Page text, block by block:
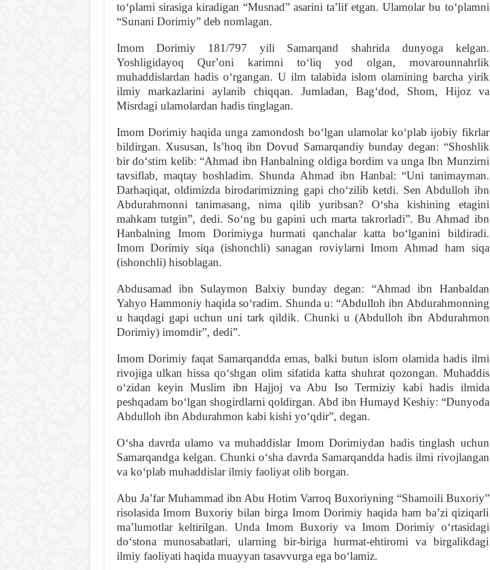
toʻplami sirasiga kiradigan “Musnad” asarini taʼlif etgan. Ulamolar bu toʻplamni
“Sunani Dorimiy” deb nomlagan.
Imom Dorimiy 181/797 yili Samarqand shahrida dunyoga kelgan.
Yoshligidayoq Qurʼoni karimni toʻliq yod olgan, movarounnahrlik
muhaddislardan hadis oʻrgangan. U ilm talabida islom olamining barcha yirik
ilmiy markazlarini aylanib chiqqan. Jumladan, Bagʻdod, Shom, Hijoz va
Misrdagi ulamolardan hadis tinglagan.
Imom Dorimiy haqida unga zamondosh boʻlgan ulamolar koʻplab ijobiy fikrlar
bildirgan. Xususan, Isʼhoq ibn Dovud Samarqandiy bunday degan: “Shoshlik
bir doʻstim kelib: “Ahmad ibn Hanbalning oldiga bordim va unga Ibn Munzirni
tavsiflab, maqtay boshladim. Shunda Ahmad ibn Hanbal: “Uni tanimayman.
Darhaqiqat, oldimizda birodarimizning gapi choʻzilib ketdi. Sen Abdulloh ibn
Abdurahmonni tanimasang, nima qilib yuribsan? Oʻsha kishining etagini
mahkam tutgin”, dedi. Soʻng bu gapini uch marta takrorladi”. Bu Ahmad ibn
Hanbalning Imom Dorimiyga hurmati qanchalar katta boʻlganini bildiradi.
Imom Dorimiy siqa (ishonchli) sanagan roviylarni Imom Ahmad ham siqa
(ishonchli) hisoblagan.
Abdusamad ibn Sulaymon Balxiy bunday degan: “Ahmad ibn Hanbaldan
Yahyo Hammoniy haqida soʻradim. Shunda u: “Abdulloh ibn Abdurahmonning
u haqdagi gapi uchun uni tark qildik. Chunki u (Abdulloh ibn Abdurahmon
Dorimiy) imomdir”, dedi”.
Imom Dorimiy faqat Samarqandda emas, balki butun islom olamida hadis ilmi
rivojiga ulkan hissa qoʻshgan olim sifatida katta shuhrat qozongan. Muhaddis
oʻzidan keyin Muslim ibn Hajjoj va Abu Iso Termiziy kabi hadis ilmida
peshqadam boʻlgan shogirdlarni qoldirgan. Abd ibn Humayd Keshiy: “Dunyoda
Abdulloh ibn Abdurahmon kabi kishi yoʻqdir”, degan.
Oʻsha davrda ulamo va muhaddislar Imom Dorimiydan hadis tinglash uchun
Samarqandga kelgan. Chunki oʻsha davrda Samarqandda hadis ilmi rivojlangan
va koʻplab muhaddislar ilmiy faoliyat olib borgan.
Abu Jaʼfar Muhammad ibn Abu Hotim Varroq Buxoriyning “Shamoili Buxoriy”
risolasida Imom Buxoriy bilan birga Imom Dorimiy haqida ham baʼzi qiziqarli
maʼlumotlar keltirilgan. Unda Imom Buxoriy va Imom Dorimiy oʻrtasidagi
doʻstona munosabatlari, ularning bir-biriga hurmat-ehtiromi va birgalikdagi
ilmiy faoliyati haqida muayyan tasavvurga ega boʻlamiz.